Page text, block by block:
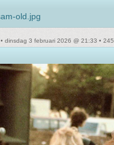
• dinsdag 3 februari 2026 @ 21:33 • 245